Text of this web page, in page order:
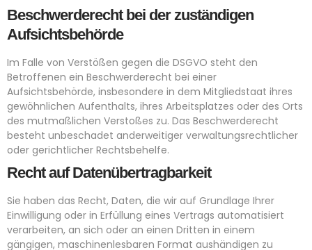
Beschwerde­recht bei der zuständigen
Aufsichts­behörde
Im Falle von Verstößen gegen die DSGVO steht den
Betroffenen ein Beschwerderecht bei einer
Aufsichtsbehörde, insbesondere in dem Mitgliedstaat ihres
gewöhnlichen Aufenthalts, ihres Arbeitsplatzes oder des Orts
des mutmaßlichen Verstoßes zu. Das Beschwerderecht
besteht unbeschadet anderweitiger verwaltungsrechtlicher
oder gerichtlicher Rechtsbehelfe.
Recht auf Daten­übertrag­barkeit
Sie haben das Recht, Daten, die wir auf Grundlage Ihrer
Einwilligung oder in Erfüllung eines Vertrags automatisiert
verarbeiten, an sich oder an einen Dritten in einem
gängigen, maschinenlesbaren Format aushändigen zu